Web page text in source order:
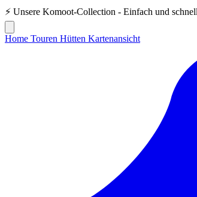
⚡ Unsere Komoot-Collection - Einfach und
Home Touren Hütten Kartenansicht